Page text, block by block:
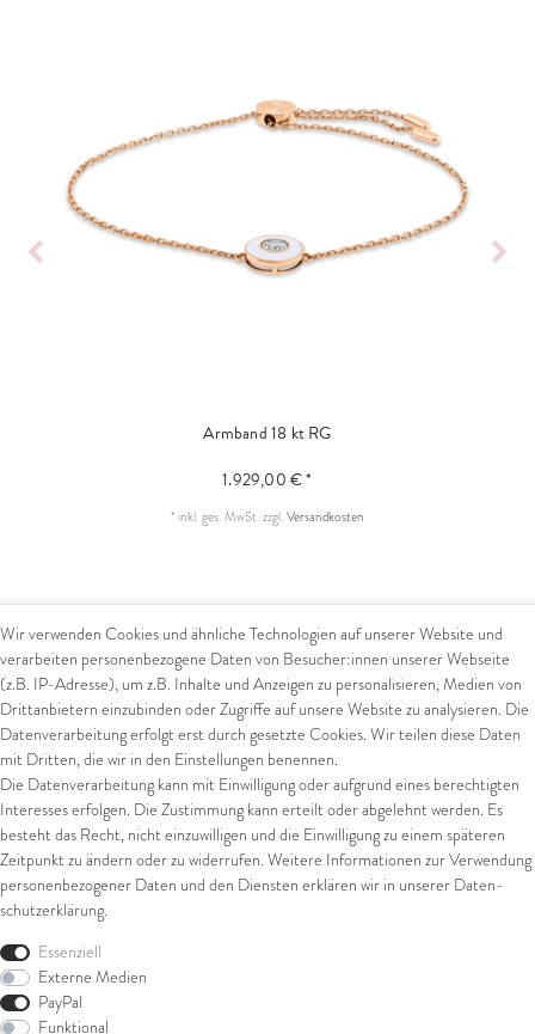
Armband 18 kt RG
1.929,00 € *
* inkl. ges. MwSt.zzgl.Versandkosten
Kontakt
Kontaktformular
Arena in Arte GmbH
Marktgasse 2,
8600 Dübendorf
Tel: +41 44 821 60 40
E-Mail:info@goldschmiede-
arena.com
Rechtliches
AGB
Impressum
Datenschutz
Widerrufsrecht
Zahlung und Versand
Widerrufsformular
Wir verwenden Cookies und ähnliche Technologien auf unserer Website und
verarbeiten personenbezogene Daten von Besucher:innen unserer Webseite
(z.B. IP-Adresse), um z.B. Inhalte und Anzeigen zu personalisieren, Medien von
Drittanbietern einzubinden oder Zugriffe auf unsere Website zu analysieren. Die
Datenverarbeitung erfolgt erst durch gesetzte Cookies. Wir teilen diese Daten
mit Dritten, die wir in den Einstellungen benennen.
Die Datenverarbeitung kann mit Einwilligung oder aufgrund eines berechtigten
Interesses erfolgen. Die Zustimmung kann erteilt oder abgelehnt werden. Es
besteht das Recht, nicht einzuwilligen und die Einwilligung zu einem späteren
Zeitpunkt zu ändern oder zu widerrufen. Weitere Informationen zur Verwendung
personenbezogener Daten und den Diensten erklären wir in unserer Daten­
schutz­erklärung.
Essenziell
Externe Medien
PayPal
Funktional